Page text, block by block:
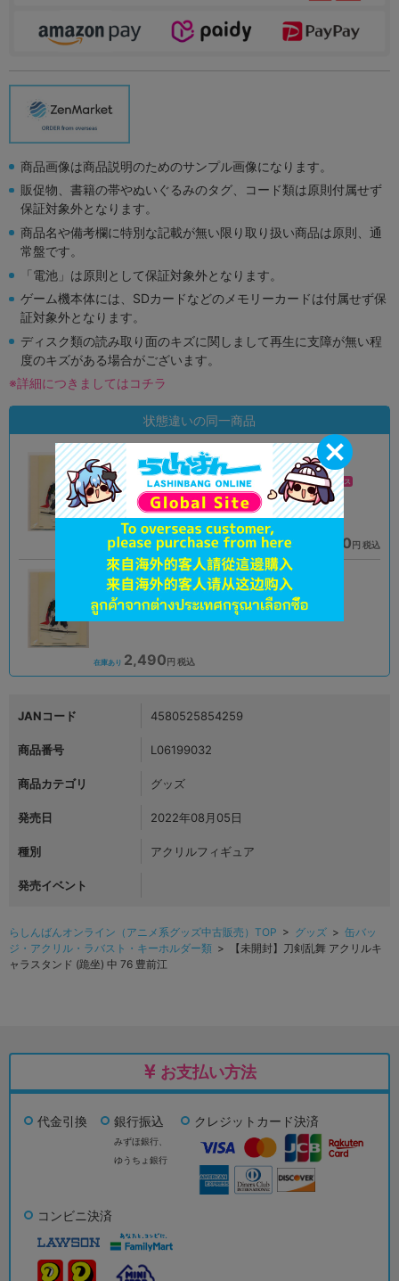
商品画像は商品説明のためのサンプル画像になります。
販促物、書籍の帯やぬいぐるみのタグ、コード類は原則付属せず
保証対象外となります。
商品名や備考欄に特別な記載が無い限り取り扱い商品は原則、通
常盤です。
「電池」は原則として保証対象外となります。
ゲーム機本体には、SDカードなどのメモリーカードは付属せず保
証対象外となります。
ディスク類の読み取り面のキズに関しまして再生に支障が無い程
度のキズがある場合がございます。
※詳細につきましてはコチラ
状態違いの同一商品
状態 :A
オンライン
品切状態 1,790円 税込
状態 :A
池袋キャラパレス
在庫あり 2,490 円 税込
状態 :未開封
神戸店
在庫あり 2,490 円 税込
JANコード 4580525854259
商品番号 L06199032
商品カテゴリ グッズ
発売日 2022年08月05日
種別 アクリルフィギュア
発売イベント
らしんばんオンライン（アニメ系グッズ中古販売）TOP > グッズ > 缶バッ
ジ・アクリル・ラバスト・キーホルダー類 > 【未開封】刀剣乱舞 アクリルキ
ャラスタンド (跪坐) 中 76 豊前江
お支払い方法
代金引換 銀行振込
みずほ銀行、
ゆうちょ銀行
クレジットカード決済
コンビニ決済